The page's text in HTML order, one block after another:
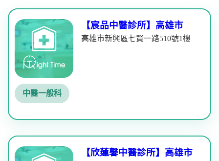
【宸品中醫診所】高雄市
高雄市新興區七賢一路510號1樓
中醫一般科
【欣蓮馨中醫診所】高雄市